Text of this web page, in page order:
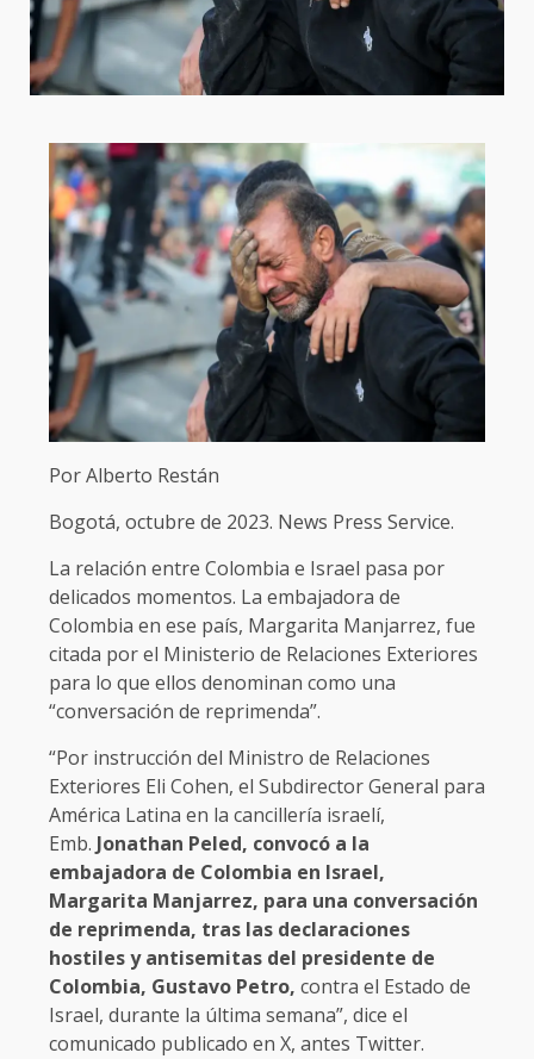
Por Alberto Restán
Bogotá, octubre de 2023. News Press Service.
La relación entre Colombia e Israel pasa por
delicados momentos. La embajadora de
Colombia en ese país, Margarita Manjarrez, fue
citada por el Ministerio de Relaciones Exteriores
para lo que ellos denominan como una
“conversación de reprimenda”.
“Por instrucción del Ministro de Relaciones
Exteriores Eli Cohen, el Subdirector General para
América Latina en la cancillería israelí,
Emb. Jonathan Peled, convocó a la
embajadora de Colombia en Israel,
Margarita Manjarrez, para una conversación
de reprimenda, tras las declaraciones
hostiles y antisemitas del presidente de
Colombia, Gustavo Petro, contra el Estado de
Israel, durante la última semana”, dice el
comunicado publicado en X, antes Twitter.